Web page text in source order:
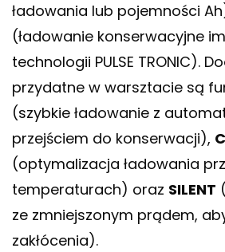
ładowania lub pojemności
(ładowanie konserwacyjne
technologii PULSE TRONIC).
przydatne w warsztacie są
(szybkie ładowanie z
przejściem do konserwacji),
(optymalizacja ładowania
temperaturach) oraz SILENT
ze zmniejszonym prądem,
zakłócenia).